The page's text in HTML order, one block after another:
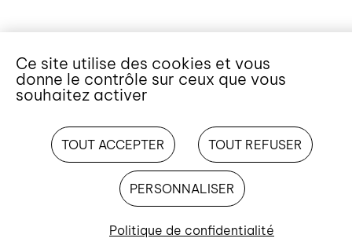
Ce site utilise des cookies et vous
donne le contrôle sur ceux que vous
souhaitez activer
TOUT ACCEPTER TOUT REFUSER
PERSONNALISER
Politique de confidentialité